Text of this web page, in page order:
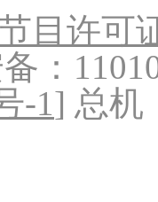
目许可
：
-1] 总机